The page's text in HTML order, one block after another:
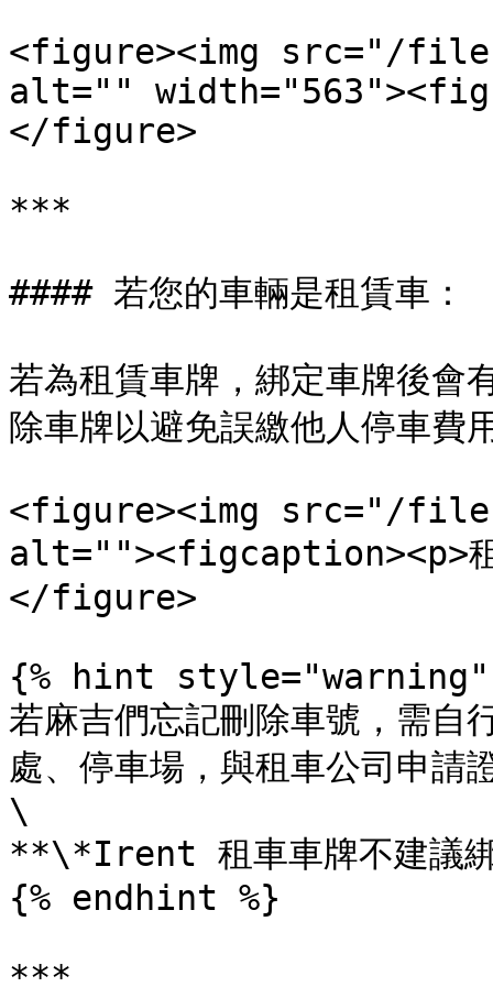
<figure><img src="/
alt=""
</figure>
***
#### 若您的車輛是租賃車：
若為租賃車牌，綁定車牌後會
除車牌以避免誤繳他人停車費
<figure><img src="/files/
alt=""><figcaption><p>
</figure>
{% hint style="warning"
若麻吉們忘記刪除車號，需自
處、停車場，與租車公司申請
\
**\*Irent 租車車牌不建議
{% endhint %}
***